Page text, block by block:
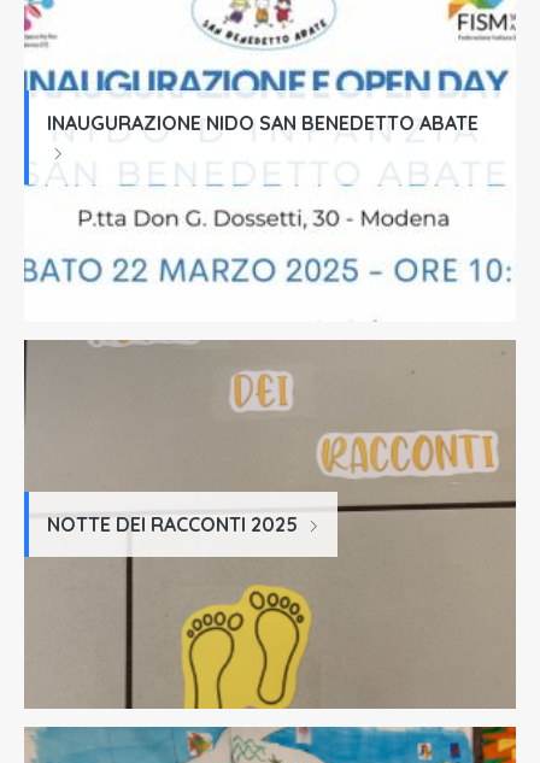
INAUGURAZIONE NIDO SAN BENEDETTO ABATE
NOTTE DEI RACCONTI 2025